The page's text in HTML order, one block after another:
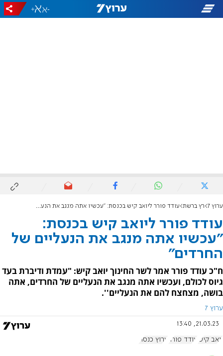
-
+
ערוץ 7 רץ ברשת עודד פורר ליואב קיש בכנסת: "עכשיו אתה מנגב את הנעליים של החרדים"
עודד פורר ליואב קיש בכנסת:
"עכשיו אתה מנגב את הנעליים של
החרדים"
ח"כ עודד פורר אמר לשר החינוך יואב קיש: "עמדת ודיברת בעד
גיוס לכולם, ועכשיו אתה מנגב את הנעליים של החרדים, אתה
בושה, מצחצח להם את הנעליים''.
ערוץ 7
21.03.23, 13:40
יואב קיש עודד פורר ערוץ כנסת